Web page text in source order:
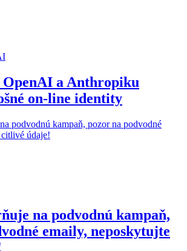
a Anthropiku
on-line identity
na podvodnú kampaň,
emaily, neposkytujte